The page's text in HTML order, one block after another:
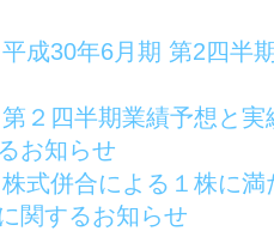
平成30年6月期 第2四半
第２四半期業績予想と
お知らせ
株式併合による１株に
関するお知らせ